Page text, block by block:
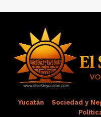
Yucatán Sociedad y